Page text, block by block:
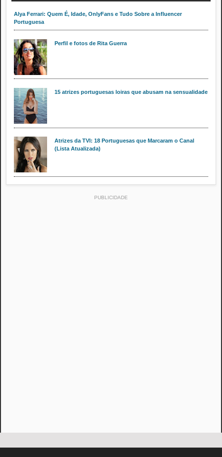
Alya Ferrari: Quem É, Idade, OnlyFans e Tudo Sobre a Influencer
Portuguesa
Perfil e fotos de Rita Guerra
15 atrizes portuguesas loiras que abusam na sensualidade
Atrizes da TVI: 18 Portuguesas que Marcaram o Canal
(Lista Atualizada)
PUBLICIDADE